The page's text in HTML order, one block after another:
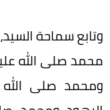
وتابع سماحة السيد،
محمد صلى الله
ومحمد صلى